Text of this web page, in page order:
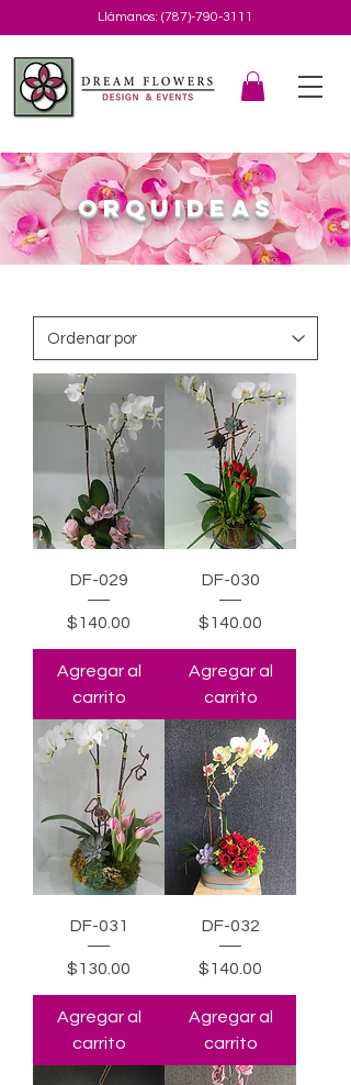
Llámanos: (787)-790-3111
ORQUIDEAS
DF-029
Precio
$140.00
Agregar al
carrito
DF-030
Precio
$140.00
Agregar al
carrito
DF-031
Precio
$130.00
Agregar al
carrito
DF-032
Precio
$140.00
Agregar al
carrito